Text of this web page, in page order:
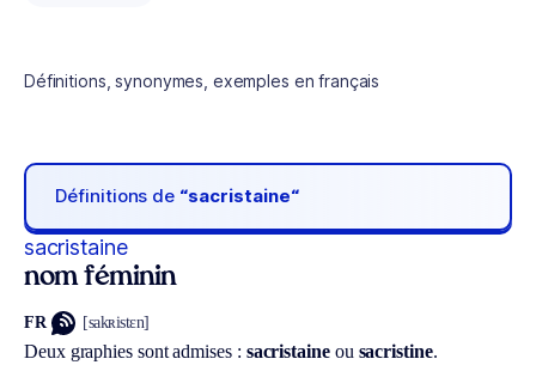
Définitions, synonymes, exemples en français
Définitions de “sacristaine“
sacristaine
nom féminin
FR [sakʀistɛn]
Deux graphies sont admises : sacristaineou sacristine.